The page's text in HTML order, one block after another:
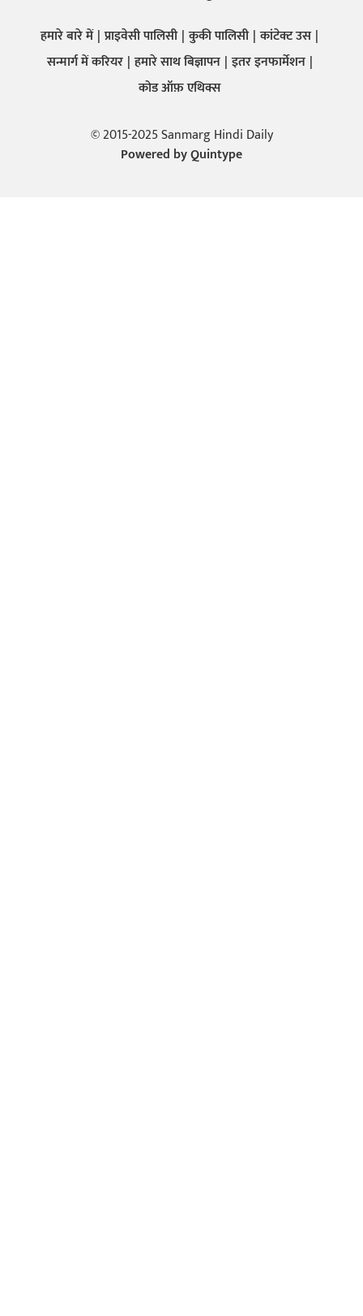
हमारे बारे में प्राइवेसी पालिसी कुकी पालिसी कांटेक्ट उस
सन्मार्ग में करियर हमारे साथ बिज्ञापन इतर इनफार्मेशन
कोड ऑफ़ एथिक्स
© 2015-2025 Sanmarg Hindi Daily
Powered byQuintype